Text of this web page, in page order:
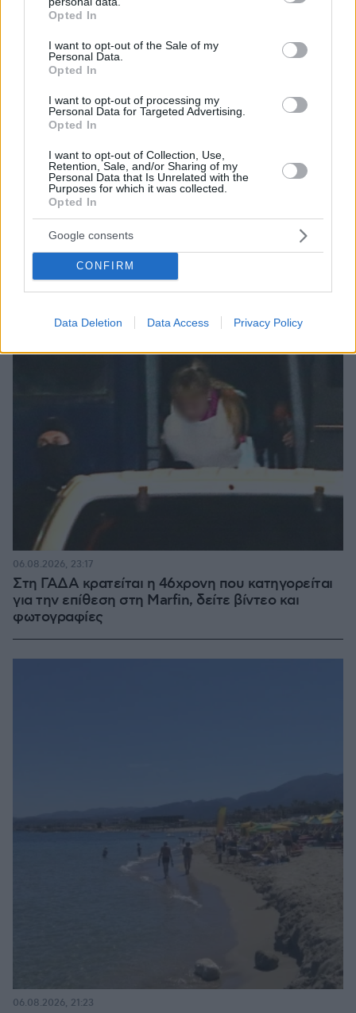
grant or deny consent to Google and its third-party tags to
use your data for below specified purposes in below Google
consent section.
Opted In
I want to opt-out of the Sale of my
Personal Data.
Opted In
I want to opt-out of processing my
Personal Data for Targeted Advertising.
Opted In
I want to opt-out of Collection, Use,
Retention, Sale, and/or Sharing of my
Personal Data that Is Unrelated with the
Purposes for which it was collected.
Opted In
Google consents
CONFIRM
Data Deletion Data Access Privacy Policy
σύζυγό του Μαρέβα στα Χανιά, φωτογραφίες
«Θα μπορούσε να συμβεί σύντομα»: Αισιόδοξος ξανά ο
Τραμπ για το τέλος του πολέμου με το Ιράν, «δεν
νομίζω ότι μπορούν ν' αντέξουν πολύ ακόμα»
ΔΕΙΤΕ ΟΛΕΣ ΤΙΣ ΕΙΔΗΣΕΙΣ
ΤΑ ΠΙΟ ΔΗΜΟΦΙΛΗ
Στη ΓΑΔΑ κρατείται η 46χρονη που κατηγορείται
για την επίθεση στη Marfin, δείτε βίντεο και
φωτογραφίες
06.08.2026, 23:17
06.08.2026, 21:23